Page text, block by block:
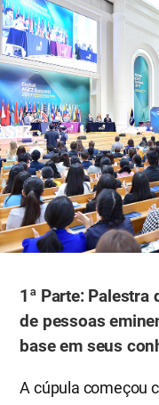
1ª Parte: Palestra
de pessoas
base em seus
A cúpula começou